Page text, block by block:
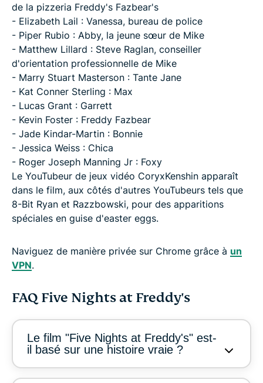
de la pizzeria Freddy's Fazbear's
- Elizabeth Lail : Vanessa, bureau de police
- Piper Rubio : Abby, la jeune sœur de Mike
- Matthew Lillard : Steve Raglan, conseiller
d'orientation professionnelle de Mike
- Marry Stuart Masterson : Tante Jane
- Kat Conner Sterling : Max
- Lucas Grant : Garrett
- Kevin Foster : Freddy Fazbear
- Jade Kindar-Martin : Bonnie
- Jessica Weiss : Chica
- Roger Joseph Manning Jr : Foxy
Le YouTubeur de jeux vidéo CoryxKenshin apparaît
dans le film, aux côtés d'autres YouTubeurs tels que
8-Bit Ryan et Razzbowski, pour des apparitions
spéciales en guise d'easter eggs.
Naviguez de manière privée sur Chrome grâce à un
VPN.
FAQ Five Nights at Freddy's
Le film "Five Nights at Freddy's" est-
il basé sur une histoire vraie ?